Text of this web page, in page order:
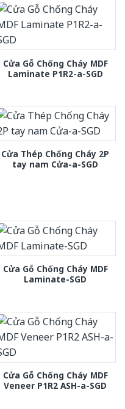
Cửa Gỗ Chống Cháy MDF
Laminate P1R2-a-SGD
Cửa Thép Chống Cháy 2P
tay nam Cửa-a-SGD
Cửa Gỗ Chống Cháy MDF
Laminate-SGD
Cửa Gỗ Chống Cháy MDF
Veneer P1R2 ASH-a-SGD